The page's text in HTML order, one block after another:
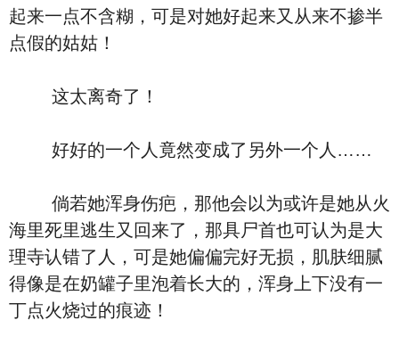
起来一点不含糊，可是对她好起来又从来不掺半
点假的姑姑！
这太离奇了！
好好的一个人竟然变成了另外一个人……
倘若她浑身伤疤，那他会以为或许是她从火
海里死里逃生又回来了，那具尸首也可认为是大
理寺认错了人，可是她偏偏完好无损，肌肤细腻
得像是在奶罐子里泡着长大的，浑身上下没有一
丁点火烧过的痕迹！